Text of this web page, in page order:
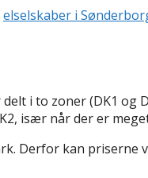
elselskaber i
i to zoner (DK1 og
især når der er
Derfor kan priserne